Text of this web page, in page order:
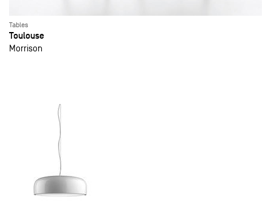
Tables
Toulouse
Morrison